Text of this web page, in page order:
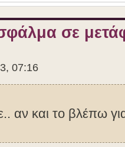
σε
07:16
αν και το βλέπω